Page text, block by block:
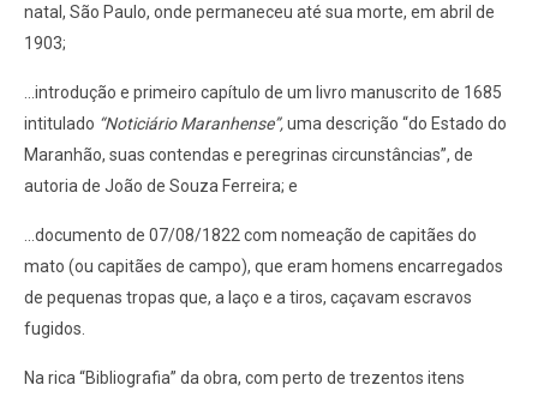
natal, São Paulo, onde permaneceu até sua morte, em abril de
1903;
...introdução e primeiro capítulo de um livro manuscrito de 1685
intitulado “Noticiário Maranhense”,uma descrição “do Estado do
Maranhão, suas contendas e peregrinas circunstâncias”, de
autoria de João de Souza Ferreira; e
...documento de 07/08/1822 com nomeação de capitães do
mato (ou capitães de campo), que eram homens encarregados
de pequenas tropas que, a laço e a tiros, caçavam escravos
fugidos.
Na rica “Bibliografia” da obra, com perto de trezentos itens